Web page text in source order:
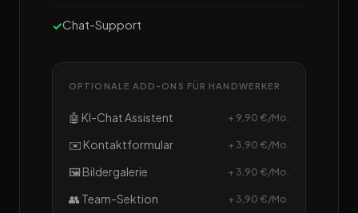
Chat-Support
OPTIONALE ADD-ONS FÜR HANDWERKER
🤖 KI-Chat Assistent + 9,90 €/Mo.
✉️ Kontaktformular + 3,90 €/Mo.
🖼️ Bildergalerie + 3,90 €/Mo.
👥 Team-Sektion + 3,90 €/Mo.